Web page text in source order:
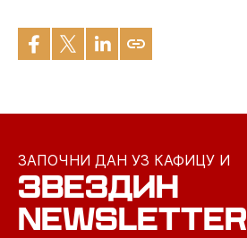
ЗАПОЧНИ ДАН УЗ КАФИЦУ И
ЗВЕЗДИН
NEWSLETTER